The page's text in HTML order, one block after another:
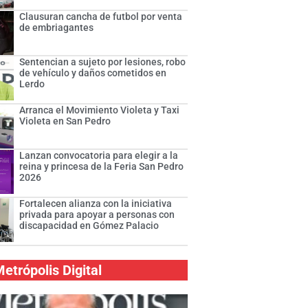
Clausuran cancha de futbol por venta
de embriagantes
Sentencian a sujeto por lesiones, robo
de vehículo y daños cometidos en
Lerdo
Arranca el Movimiento Violeta y Taxi
Violeta en San Pedro
Lanzan convocatoria para elegir a la
reina y princesa de la Feria San Pedro
2026
Fortalecen alianza con la iniciativa
privada para apoyar a personas con
discapacidad en Gómez Palacio
Digital